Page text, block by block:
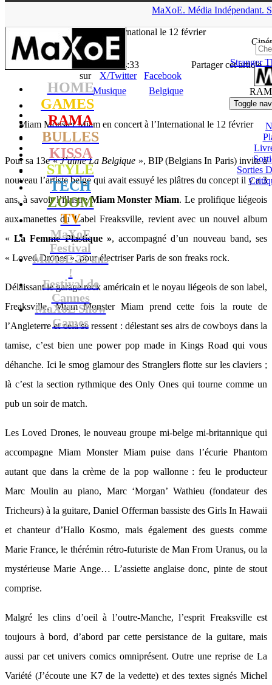
MaXoE. Média Indépendant.
HOME
GAMES
RAMA
BULLES
KISSA
STYLE
TECH
ZOOM
TV
MaXoE
Festival
MaXoE 25 ans
!
Festival de
Cannes
MaXoE Show
Games
Ciné
Stranger
Toggle
Sorties
concert à l’International le 12 février
- 09.02.11, 14:33
Partager cet article
sur
X/Twitter
Facebook
Musique
Belgique
Miam Monster Miam en concert à l’International le 12 février
Pour sa 13e «J’aime La Belgique », BIP (Belgians In Paris) invite à
nouveau l’artiste belge qui avait essuyé les plâtres du concept il y a 3
ans, à savoir l’illustreMiam Monster Miam. Le prolifique liégeois
aux manettes du Label Freaksville, revient avec un nouvel album
«La Femme Plastique », accompagné d’un nouveau band, ses
« Loved Drones », pour électriser Paris de son freaks rock.
Délaissant le garage rock américain et le noyau liégeois de son label,
Freaksville, Miam Monster Miam prend cette fois la route de
l’Angleterre et cela se ressent : délestant ses airs de cowboys dans la
tamise, c’est bien une power pop made in Kings Road qui vous
déhanche. Ici le smog glamour des Stranglers flotte sur les claviers ;
là c’est la section rythmique des Only Ones qui tourne comme un
pub un soir de match.
Les Loved Drones, le nouveau groupe mi-belge mi-britannique qui
accompagne Miam Monster Miam puise dans l’écurie Phantom
autant que dans la crème de la pop wallonne : feu le producteur
Marc Moulin au piano, Marc ‘Morgan’ Wathieu (fondateur des
Tricheurs) à la guitare, Daniel Offerman bassiste des Girls In Hawaii
et chanteur d’Hallo Kosmo, mais également des guests comme
Marie France, le thérémin rétro-futuriste de Man From Uranus, ou la
mystérieuse Marie Ange… L’assiette anglaise donc, pinte de stout
comprise.
Malgré les clins d’oeil à l’outre-Manche, l’esprit Freaksville est
toujours à bord, d’abord par cette persistance de la guitare, mais
aussi par cet univers comics omniprésent. Outre une reprise de La
Variété (J’écoute une K7 de la vedette) et des textes signés Michel